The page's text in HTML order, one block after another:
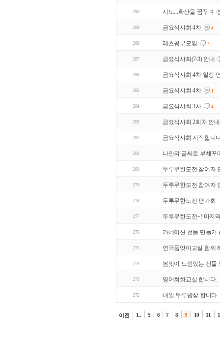
290 시도...확산을 꿈꾸며
289 금요식샤회 4차 4
288 레츠공부모임 2
287 금요식샤회(7/3) 안내
286 금요식샤회 4차 일정
285 금요식샤회 4차 1
284 금요식샤회 3차 4
283 금요식샤회 2회차 안
282 금요식샤회 시작합니
281 나만의 글씨로 부채꾸
280 두루무한도전 참여자
279 두루무한도전 참여자
278 두루무한도전 평가회
277 두루무한도전~! 마지
276 카네이션 선물 만들기
275 연극품앗이교실 함께
274 봄맞이 느낌있는 선물
273 영어회화교실 합니다.
272 내일 두루밥상 합니다.
이전 1.. 5 6 7 8 9 10 11